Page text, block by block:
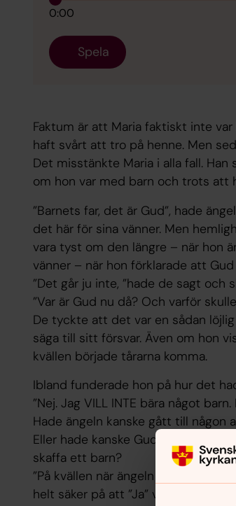
0:00
Spela
Faktum är att Maria faktiskt inte
haft svårt att tro på henne. Men
Det misstänkte Maria i alla fall.
om hon var med barn och trots att
”Barnets far, det är Gud”, hade
det här för sina vänner. Men
vara tyst om den längre – när hon
vänner – när hon förklarade att
”Det går ju inte, ”hade de sagt och
”Var är Gud nu då? Och varför
De tyckte att det var en sådan
säga till sitt försvar. Även om hon
kvällen började tårarna komma.
Ibland funderade hon på hur det
”Nej. Jag VILL INTE bära något
Hade ängeln kanske gått till någon
Eller hade kanske Gud tänkt efter
skaffa ett barn?
”På kvällen när ängeln kom, då var
helt säker på att ”Ja” var det rätta